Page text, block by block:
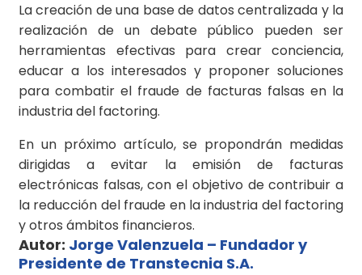
La creación de una base de datos centralizada y la
realización de un debate público pueden ser
herramientas efectivas para crear conciencia,
educar a los interesados y proponer soluciones
para combatir el fraude de facturas falsas en la
industria del factoring.
En un próximo artículo, se propondrán medidas
dirigidas a evitar la emisión de facturas
electrónicas falsas, con el objetivo de contribuir a
la reducción del fraude en la industria del factoring
y otros ámbitos financieros.
Autor: Jorge Valenzuela – Fundador y
Presidente de Transtecnia S.A.